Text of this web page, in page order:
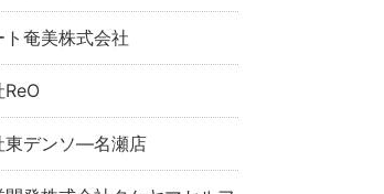
ト奄美株式会社
東デンソ―名瀬店